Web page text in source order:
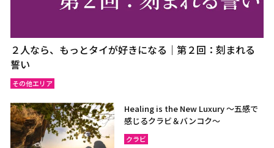
２人なら、もっとタイが好きになる｜第２回：刻まれる
誓い
その他エリア
Healing is the New Luxury ～五感で
感じるクラビ＆バンコク～
クラビ